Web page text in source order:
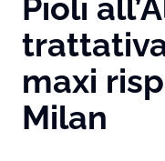
Pioli
maxi
Milan